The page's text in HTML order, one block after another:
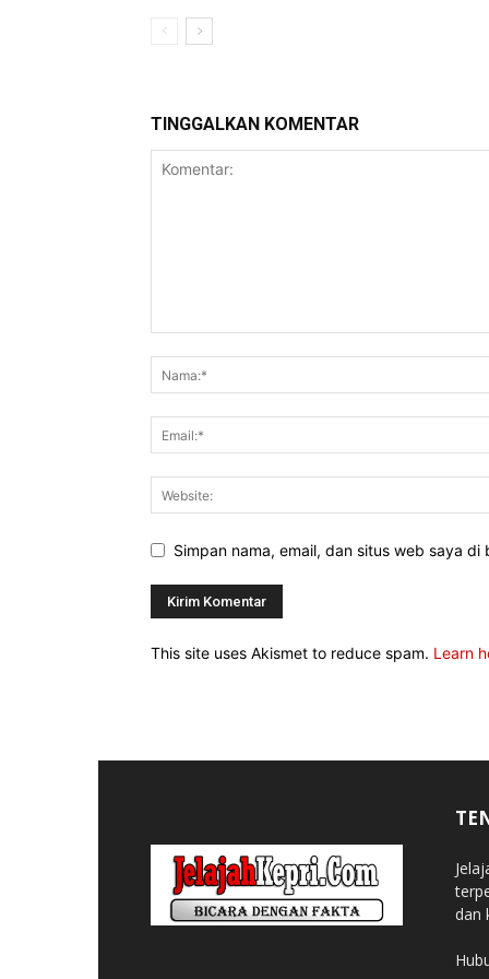
TINGGALKAN KOMENTAR
Simpan nama, email, dan situs web saya
This site uses Akismet to reduce spam. Learn
dan